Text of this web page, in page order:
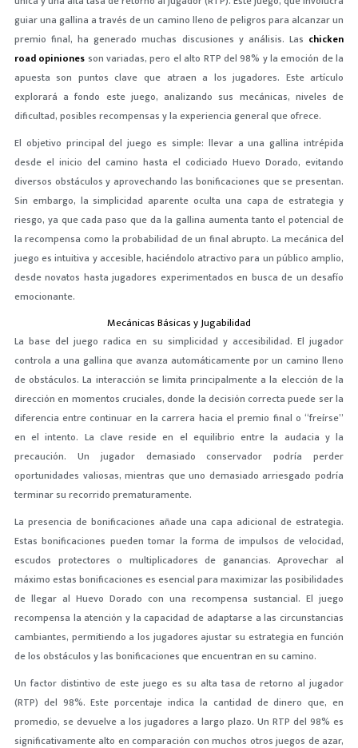
guiar una gallina a través de un camino lleno de peligros para alcanzar un
premio final, ha generado muchas discusiones y análisis. Las chicken
road opiniones son variadas, pero el alto RTP del 98% y la emoción de la
apuesta son puntos clave que atraen a los jugadores. Este artículo
explorará a fondo este juego, analizando sus mecánicas, niveles de
dificultad, posibles recompensas y la experiencia general que ofrece.
El objetivo principal del juego es simple: llevar a una gallina intrépida
desde el inicio del camino hasta el codiciado Huevo Dorado, evitando
diversos obstáculos y aprovechando las bonificaciones que se presentan.
Sin embargo, la simplicidad aparente oculta una capa de estrategia y
riesgo, ya que cada paso que da la gallina aumenta tanto el potencial de
la recompensa como la probabilidad de un final abrupto. La mecánica del
juego es intuitiva y accesible, haciéndolo atractivo para un público amplio,
desde novatos hasta jugadores experimentados en busca de un desafío
emocionante.
Mecánicas Básicas y Jugabilidad
La base del juego radica en su simplicidad y accesibilidad. El jugador
controla a una gallina que avanza automáticamente por un camino lleno
de obstáculos. La interacción se limita principalmente a la elección de la
dirección en momentos cruciales, donde la decisión correcta puede ser la
diferencia entre continuar en la carrera hacia el premio final o “freírse”
en el intento. La clave reside en el equilibrio entre la audacia y la
precaución. Un jugador demasiado conservador podría perder
oportunidades valiosas, mientras que uno demasiado arriesgado podría
terminar su recorrido prematuramente.
La presencia de bonificaciones añade una capa adicional de estrategia.
Estas bonificaciones pueden tomar la forma de impulsos de velocidad,
escudos protectores o multiplicadores de ganancias. Aprovechar al
máximo estas bonificaciones es esencial para maximizar las posibilidades
de llegar al Huevo Dorado con una recompensa sustancial. El juego
recompensa la atención y la capacidad de adaptarse a las circunstancias
cambiantes, permitiendo a los jugadores ajustar su estrategia en función
de los obstáculos y las bonificaciones que encuentran en su camino.
Un factor distintivo de este juego es su alta tasa de retorno al jugador
(RTP) del 98%. Este porcentaje indica la cantidad de dinero que, en
promedio, se devuelve a los jugadores a largo plazo. Un RTP del 98% es
significativamente alto en comparación con muchos otros juegos de azar,